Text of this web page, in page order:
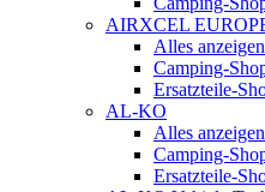
AIRXCEL
Alles
Camping-
Ersatzteile-
AL-KO
Alles
Camping-
Ersatzteile-